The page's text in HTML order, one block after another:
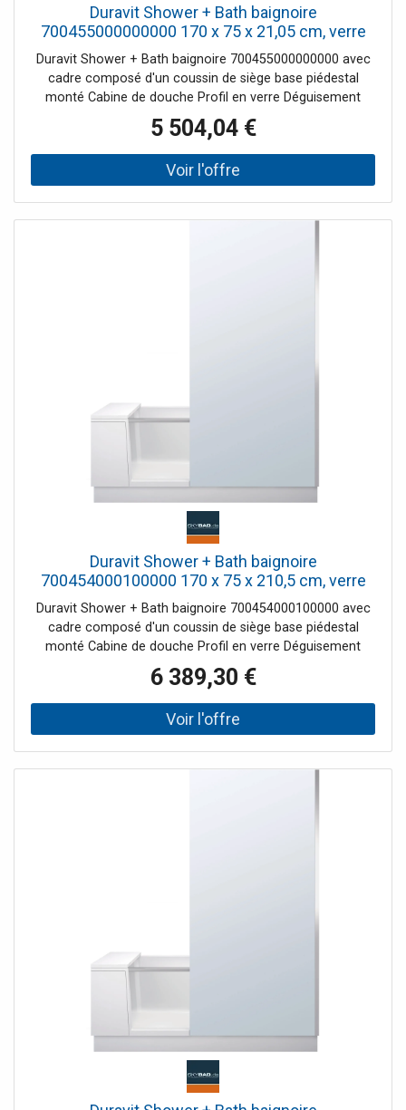
Duravit Shower + Bath baignoire
700455000000000 170 x 75 x 21,05 cm, verre
clair, niche, verre à droite, porte montée, blanc
Duravit Shower + Bath baignoire 700455000000000 avec
cadre composé d'un coussin de siège base piédestal
monté Cabine de douche Profil en verre Déguisement
5 504,04 €
Duravit Shower + Bath baignoire
700454000100000 170 x 75 x 210,5 cm, verre
miroir, niche, verre à gauche, porte encastrée,
blanc
Duravit Shower + Bath baignoire 700454000100000 avec
cadre composé d'un coussin de siège base piédestal
monté Cabine de douche Profil en verre Déguisement
6 389,30 €